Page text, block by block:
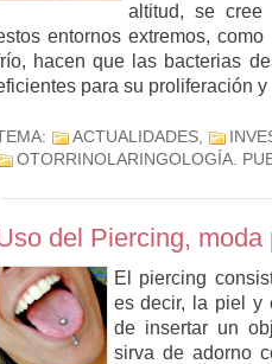
altitud, se cree
entornos extremos,
hacen que las bacterias
para su proliferación
ACTUALIDADES,
OTORRINOLARINGOLOGÍA.
del Piercing,
El piercing
es decir, la piel y
de insertar un
sirva de adorno